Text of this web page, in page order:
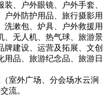
、户外眼镜、户外手套、
户外防护用品、旅行摄影用
洗漱包、炉具、户外救援用
、无人机、热气球、旅游景
牌建设、运营及拓展、文创
品、旅游纪念品、旅游日
室外广场、分会场水云涧
流。